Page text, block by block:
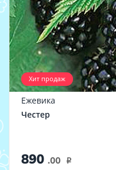
Хит продаж
Ежевика
Честер
890 .00 i